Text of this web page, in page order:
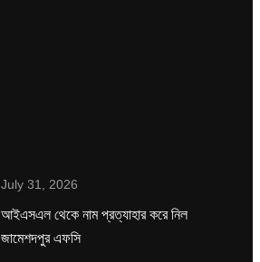
July 31, 2026
‌আইএসএল থেকে নাম প্রত্যাহার করে নিল
জামেশদপুর এফসি